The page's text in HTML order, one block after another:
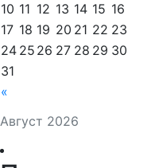
Август 2026
«
10 11 12 13 14 15 16
17 18 19 20 21 22 23
24 25 26 27 28 29 30
31